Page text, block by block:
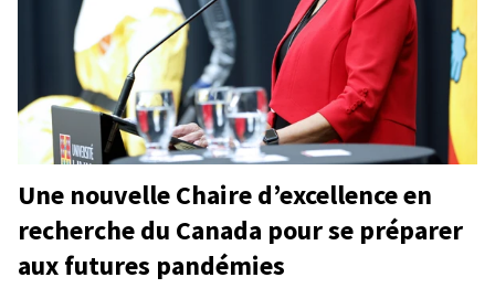
Une nouvelle Chaire d’excellence en
recherche du Canada pour se préparer
aux futures pandémies